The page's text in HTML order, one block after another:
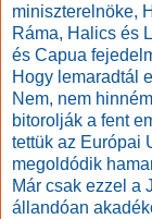
miniszterelnöke,
Ráma, Halics és
és Capua
Hogy lemaradtál
Nem, nem
bitorolják a fent
tettük az Európai
megoldódik
Már csak ezzel a
állandóan